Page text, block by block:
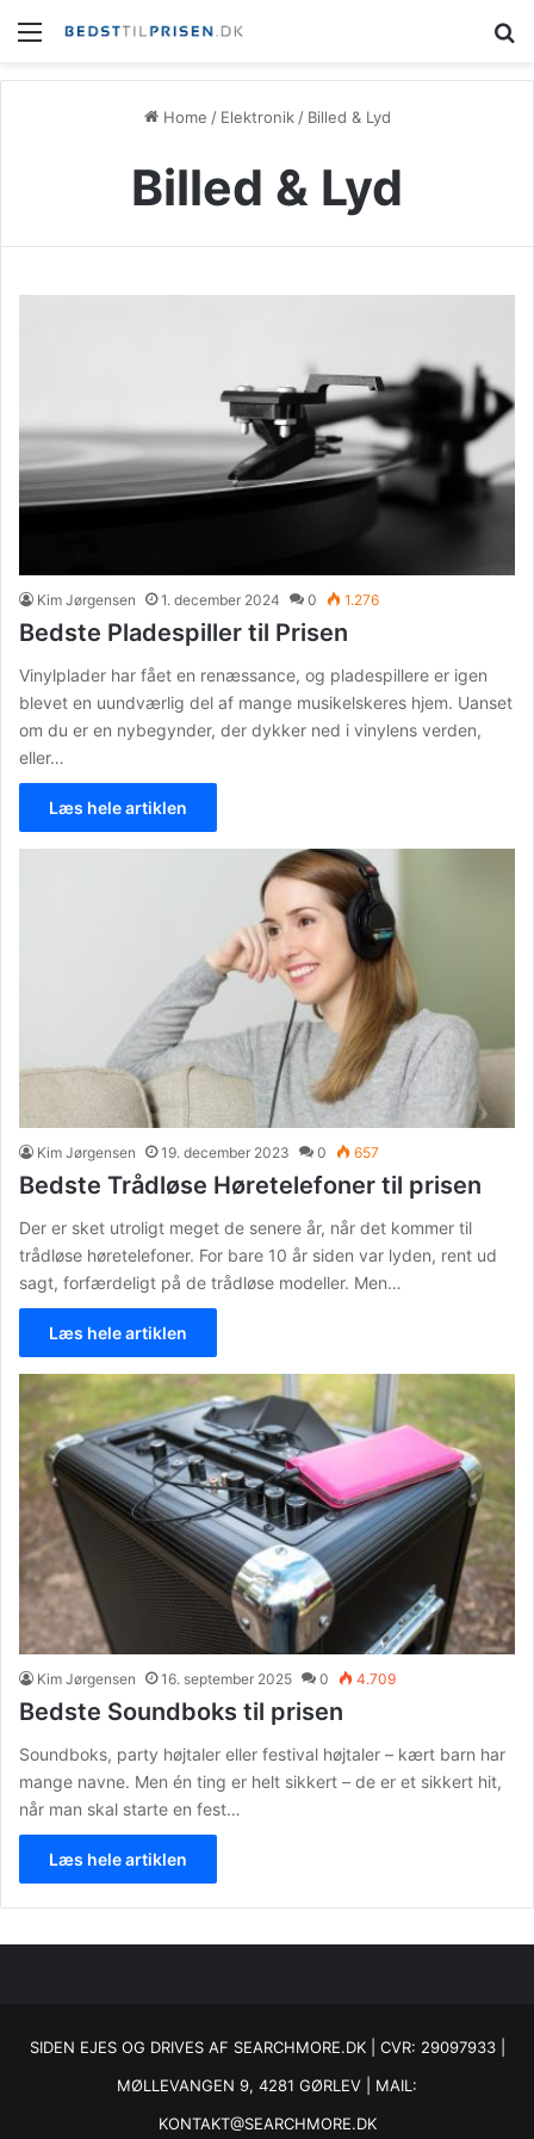
Menu
Home / Elektronik / Billed & Lyd
Billed & Lyd
Kim Jørgensen 1. december 2024 0 1.276
Bedste Pladespiller til Prisen
Vinylplader har fået en renæssance, og pladespillere er igen
blevet en uundværlig del af mange musikelskeres hjem. Uanset
om du er en nybegynder, der dykker ned i vinylens verden,
eller…
Læs hele artiklen
Kim Jørgensen 19. december 2023 0 657
Bedste Trådløse Høretelefoner til prisen
Der er sket utroligt meget de senere år, når det kommer til
trådløse høretelefoner. For bare 10 år siden var lyden, rent ud
sagt, forfærdeligt på de trådløse modeller. Men…
Læs hele artiklen
Kim Jørgensen 16. september 2025 0 4.709
Bedste Soundboks til prisen
Soundboks, party højtaler eller festival højtaler – kært barn har
mange navne. Men én ting er helt sikkert – de er et sikkert hit,
når man skal starte en fest…
Læs hele artiklen
SIDEN EJES OG DRIVES AF SEARCHMORE.DK | CVR: 29097933 |
MØLLEVANGEN 9, 4281 GØRLEV | MAIL:
KONTAKT@SEARCHMORE.DK